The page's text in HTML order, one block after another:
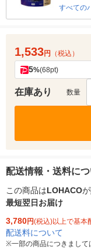
すべての
1,533円 （税込）
5%(68pt)
在庫あり 数量
配送情報・送料に
この商品はLOHACO
最短翌日お届け
3,780円(税込)以上で基本
配送料について
※一部の商品につきまして